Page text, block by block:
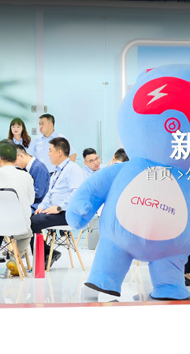
首页>